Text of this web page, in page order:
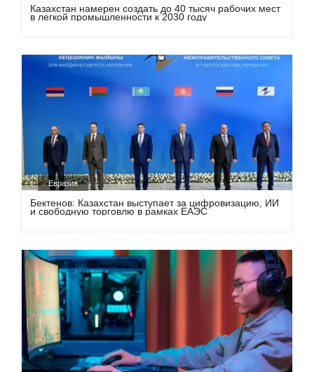
Казахстан намерен создать до 40 тысяч рабочих мест
в легкой промышленности к 2030 году
Евразия
Бектенов: Казахстан выступает за цифровизацию, ИИ
и свободную торговлю в рамках ЕАЭС